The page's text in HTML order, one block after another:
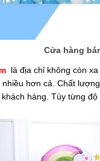
Cửa hàng
là địa chỉ không còn
hơn cả. Chất
hàng. Tùy từng